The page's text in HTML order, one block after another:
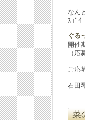
なん
ｽｺﾞｲ
ぐる
開催
（応
ご応
石田
菜